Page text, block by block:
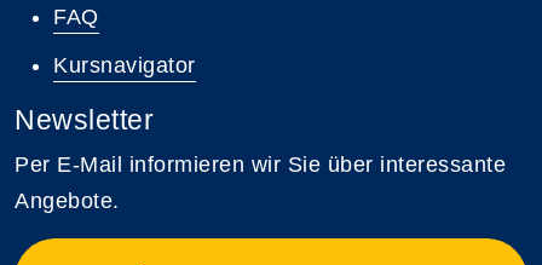
FAQ
Kursnavigator
Newsletter
Per E-Mail informieren wir Sie über interessante
Angebote.